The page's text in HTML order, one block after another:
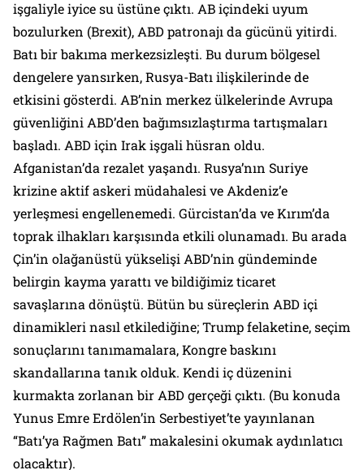
işgaliyle iyice su üstüne çıktı. AB içindeki uyum
bozulurken (Brexit), ABD patronajı da gücünü yitirdi.
Batı bir bakıma merkezsizleşti. Bu durum bölgesel
dengelere yansırken, Rusya-Batı ilişkilerinde de
etkisini gösterdi. AB’nin merkez ülkelerinde Avrupa
güvenliğini ABD’den bağımsızlaştırma tartışmaları
başladı. ABD için Irak işgali hüsran oldu.
Afganistan’da rezalet yaşandı. Rusya’nın Suriye
krizine aktif askeri müdahalesi ve Akdeniz’e
yerleşmesi engellenemedi. Gürcistan’da ve Kırım’da
toprak ilhakları karşısında etkili olunamadı. Bu arada
Çin’in olağanüstü yükselişi ABD’nin gündeminde
belirgin kayma yarattı ve bildiğimiz ticaret
savaşlarına dönüştü. Bütün bu süreçlerin ABD içi
dinamikleri nasıl etkilediğine; Trump felaketine, seçim
sonuçlarını tanımamalara, Kongre baskını
skandallarına tanık olduk. Kendi iç düzenini
kurmakta zorlanan bir ABD gerçeği çıktı. (Bu konuda
Yunus Emre Erdölen’in Serbestiyet’te yayınlanan
“Batı’ya Rağmen Batı” makalesini okumak aydınlatıcı
olacaktır).